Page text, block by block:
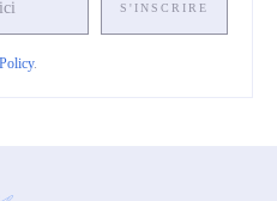
S'INSCRIRE
.